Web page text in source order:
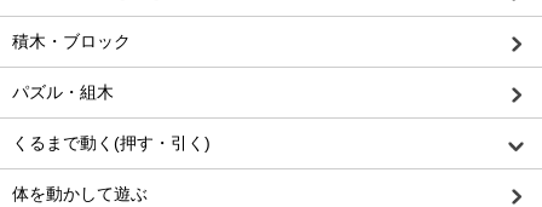
積木・ブロック
パズル・組木
くるまで動く(押す・引く)
体を動かして遊ぶ